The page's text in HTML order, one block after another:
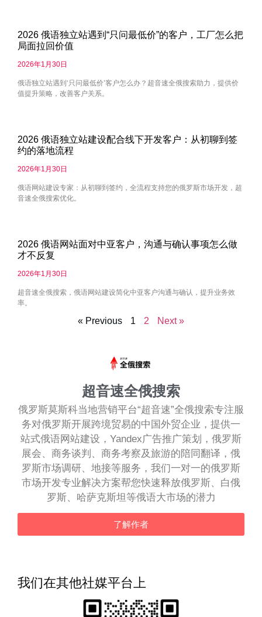
2026 俄语独立站遇到“只问最低价”的客户，工厂怎么把
局面拉回价值
2026年1月30日
俄语独立站遇到‘只问最低价’客户怎么办？超音速全俄搜索助力，提供价
值提升策略，改善客户关系。
2026 俄语独立站建设配合线下开发客户：从初聊到签
约的落地流程
2026年1月30日
俄语网站建设专家：从初聊到签约，全流程支持您的俄罗斯市场开发，超
音速全俄搜索优化。
2026 俄语网站面对中亚客户，沟通与确认事项怎么做
才不反复
2026年1月30日
超音速全俄搜索，俄语网站建设简化中亚客户沟通与确认，提升业务效
率。
« Previous 1 2 Next »
超音速全俄搜索
俄罗斯莫斯科当地营销平台“超音速”全俄搜索专注服
务对俄罗斯开展跨境贸易的中国外贸企业，提供一
站式俄语网站建设，Yandex广告推广策划，俄罗斯
展会、商务谈判、商务考察及旅游的陪同翻译，俄
罗斯市场调研、地接等服务，我们一对一的俄罗斯
市场开发专业解决方案帮您快速释放俄罗斯、白俄
罗斯、哈萨克斯坦等俄语大市场的潜力
了解作者
我们在其他社媒平台上